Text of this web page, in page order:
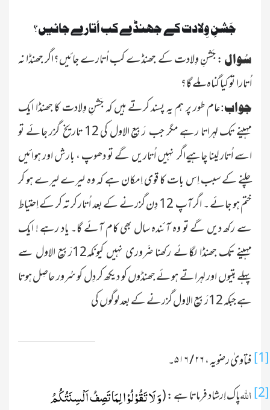
جَشنِ وِلادت کے جھنڈے کب اُتارے جائیں ؟
سُوال : جَشنِ وِلادت کے جھنڈے کب اُتارے جائیں؟اگر جھنڈا نہ
اُتارا تو کیا گناہ ملے گا؟
جواب:عام طور پر ہم یہ پسند کرتے ہیں کہ جَشنِ وِلادت کا جھنڈا ایک
مہینے تک لہراتا رہے مگر جب رَبیع الاول کی 12 تاریخ گزر جائے تو
اسے اُتار لینا چاہیےاگر نہیں اُتاریں گے تو دھوپ ، بارش اور ہوائیں
چلنے کے سبب اِس بات کا قوی اِمکان ہے کہ وہ لیرے لیرے ہو کر
ختم ہو جائے ۔ اگر آپ 12 دِن گزرنے کے بعد اُتار کر تہ کر کے اِحتیاط
سے رکھ دیں گے تو وہ آئندہ سال بھی کام آئے گا۔ یاد رہے ! ایک
مہینے تک جھنڈا لگائے رکھنا ضَروری نہیں کیونکہ12رَبیع الاول سے
پہلے بتیوں اور لہراتے ہوئے جھنڈوں کو دیکھ کر دِل کو سُرور حاصِل ہوتا
ہے جبکہ 12رَبیع الاول گزرنے کے بعد لوگوں کی
[1] فتاویٰ رضویہ ،۲۶ / ۵۱۶
۔
[2]
اللہپاک اِرشاد فرماتا ہے :(وَ لَا تَقُوْلُوْا لِمَا تَصِفُ اَلْسِنَتُكُمُ